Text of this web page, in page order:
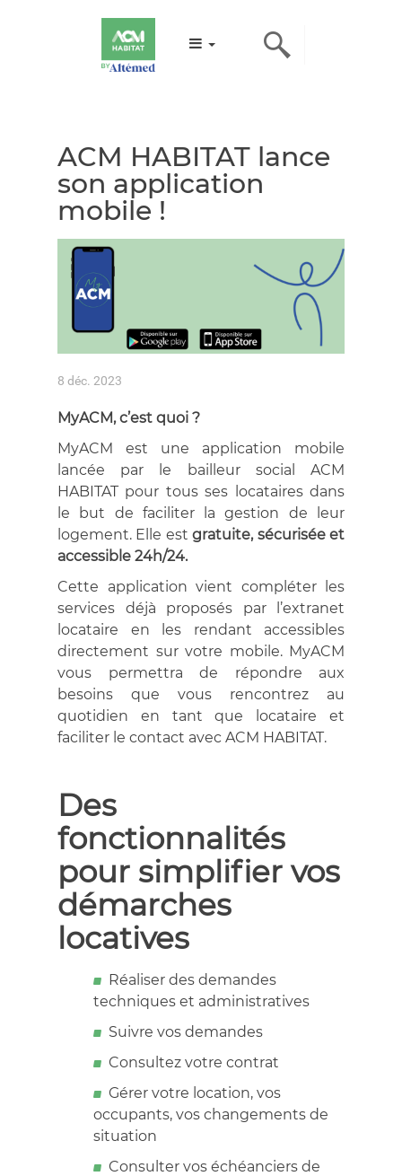
ACM HABITAT lance
son application
mobile !
8 déc. 2023
MyACM, c’est quoi ?
MyACM est une application mobile
lancée par le bailleur social ACM
HABITAT pour tous ses locataires dans
le but de faciliter la gestion de leur
logement. Elle estgratuite, sécurisée et
accessible 24h/24.
Cette application vient compléter les
services déjà proposés par l’extranet
locataire en les rendant accessibles
directement sur votre mobile. MyACM
vous permettra de répondre aux
besoins que vous rencontrez au
quotidien en tant que locataire et
faciliter le contact avec ACM HABITAT.
Des
fonctionnalités
pour simplifier vos
démarches
locatives
Réaliser des demandes
techniques et administratives
Suivre vos demandes
Consultez votre contrat
Gérer votre location, vos
occupants, vos changements de
situation
Consulter vos échéanciers de